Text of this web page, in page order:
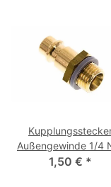
Außengewinde 1/4
7,2
1,50 € *